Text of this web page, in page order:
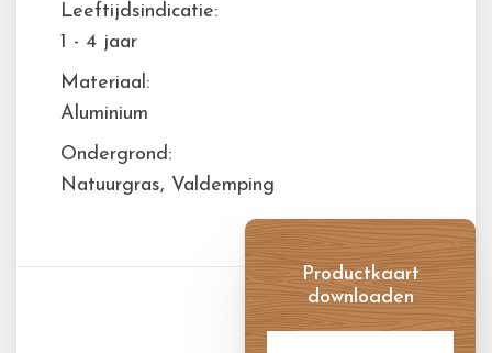
Leeftijdsindicatie:
1 - 4 jaar
Materiaal:
Aluminium
Ondergrond:
Natuurgras, Valdemping
Productkaart
downloaden